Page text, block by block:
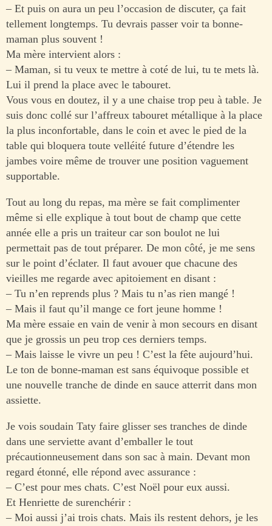
– Et puis on aura un peu l’occasion de discuter, ça fait
tellement longtemps. Tu devrais passer voir ta bonne-
maman plus souvent !
Ma mère intervient alors :
– Maman, si tu veux te mettre à coté de lui, tu te mets là.
Lui il prend la place avec le tabouret.
Vous vous en doutez, il y a une chaise trop peu à table. Je
suis donc collé sur l’affreux tabouret métallique à la place
la plus inconfortable, dans le coin et avec le pied de la
table qui bloquera toute velléité future d’étendre les
jambes voire même de trouver une position vaguement
supportable.
Tout au long du repas, ma mère se fait complimenter
même si elle explique à tout bout de champ que cette
année elle a pris un traiteur car son boulot ne lui
permettait pas de tout préparer. De mon côté, je me sens
sur le point d’éclater. Il faut avouer que chacune des
vieilles me regarde avec apitoiement en disant :
– Tu n’en reprends plus ? Mais tu n’as rien mangé !
– Mais il faut qu’il mange ce fort jeune homme !
Ma mère essaie en vain de venir à mon secours en disant
que je grossis un peu trop ces derniers temps.
– Mais laisse le vivre un peu ! C’est la fête aujourd’hui.
Le ton de bonne-maman est sans équivoque possible et
une nouvelle tranche de dinde en sauce atterrit dans mon
assiette.
Je vois soudain Taty faire glisser ses tranches de dinde
dans une serviette avant d’emballer le tout
précautionneusement dans son sac à main. Devant mon
regard étonné, elle répond avec assurance :
– C’est pour mes chats. C’est Noël pour eux aussi.
Et Henriette de surenchérir :
– Moi aussi j’ai trois chats. Mais ils restent dehors, je les